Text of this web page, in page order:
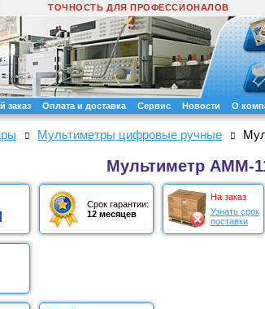
ТОЧНОСТЬ ДЛЯ ПРОФЕССИОНАЛОВ
заказ Оплата и доставка Сервис Новости О
Мультиметры цифровые ручные
Мультиметр АММ-
Срок гарантии:
12 месяцев
На заказ
Узнать срок
поставки